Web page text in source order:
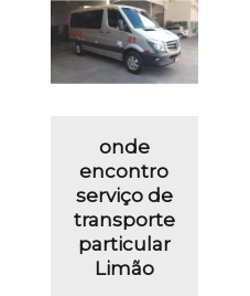
onde
encontro
serviço de
transporte
particular
Limão